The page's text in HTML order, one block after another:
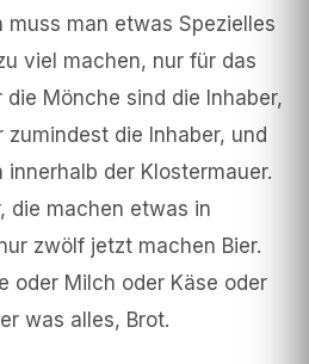
muss man etwas Spezielles
viel machen, nur für das
Mönche sind die Inhaber,
die Inhaber, und
der Klostermauer.
die machen etwas in
zwölf jetzt machen Bier.
oder Milch oder Käse oder
was alles, Brot.